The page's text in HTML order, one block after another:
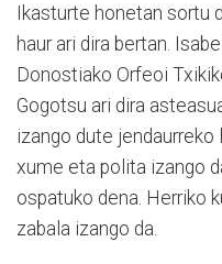
Ikasturte honetan sortu
haur ari dira bertan.
Donostiako Orfeoi
Gogotsu ari dira
izango dute jendaurreko
xume eta polita izango
ospatuko dena. Herriko
zabala izango da.